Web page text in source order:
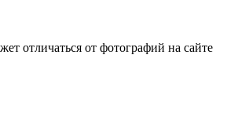
отличаться от фотографий на сайте